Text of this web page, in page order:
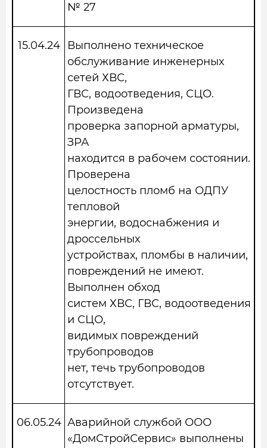
№ 27
15.04.24
Выполнено техническое
обслуживание инженерных
сетей ХВС,
ГВС, водоотведения, СЦО.
Произведена
проверка запорной арматуры,
ЗРА
находится в рабочем состоянии.
Проверена
целостность пломб на ОДПУ
тепловой
энергии, водоснабжения и
дроссельных
устройствах, пломбы в наличии,
повреждений не имеют.
Выполнен обход
систем ХВС, ГВС, водоотведения
и СЦО,
видимых повреждений
трубопроводов
нет, течь трубопроводов
отсутствует.
06.05.24 Аварийной службой ООО
«ДомСтройСервис» выполнены